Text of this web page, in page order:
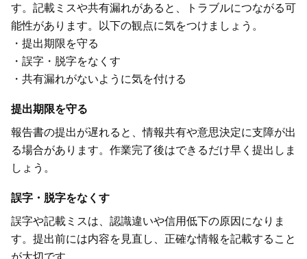
す。記載ミスや共有漏れがあると、トラブルにつながる可
能性があります。以下の観点に気をつけましょう。
・提出期限を守る
・誤字・脱字をなくす
・共有漏れがないように気を付ける
提出期限を守る
報告書の提出が遅れると、情報共有や意思決定に支障が出
る場合があります。作業完了後はできるだけ早く提出しま
しょう。
誤字・脱字をなくす
誤字や記載ミスは、認識違いや信用低下の原因になりま
す。提出前には内容を見直し、正確な情報を記載すること